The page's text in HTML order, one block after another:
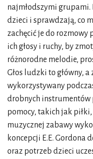
najmłodszymi
dzieci i sprawdzają, co
zachęcić je do
ich głosy i ruchy, by
różnorodne melodie,
Głos ludzki to główny,
wykorzystywany
drobnych instrumentów
pomocy, takich jak
muzycznej zabawy
koncepcji E.E. Gordona
oraz potrzeb dzieci